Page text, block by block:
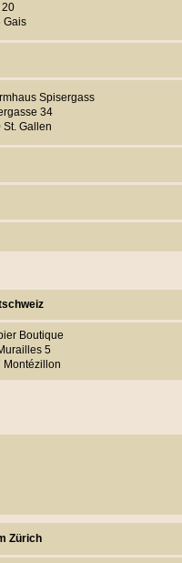
20
Gais
Spisergass
34
St. Gallen
Boutique
5
Montézillon
Zürich